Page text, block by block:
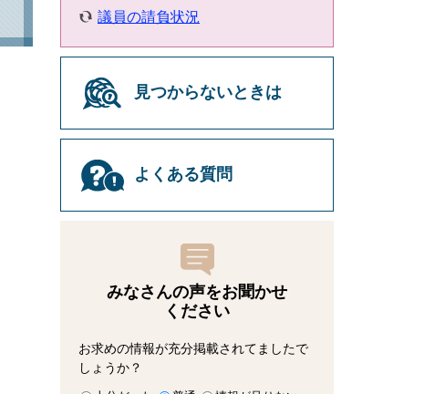
議員の請負状況
見つからないときは
よくある質問
みなさんの声をお聞かせ
ください
お求めの情報が充分掲載されてましたで
しょうか？